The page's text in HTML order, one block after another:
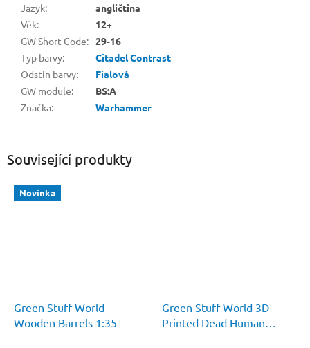
Související produkty
Novinka
Green Stuff World
Wooden Barrels 1:35
Green Stuff World 3D
Printed Dead Human
Jazyk:
angličtina
Věk:
12+
GW Short Code: 29-16
Typ barvy:
Citadel Contrast
Odstín barvy:
Fialová
GW module:
BS:A
Značka: Warhammer